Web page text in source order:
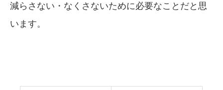
減らさない・なくさないために必要なことだと思
います。